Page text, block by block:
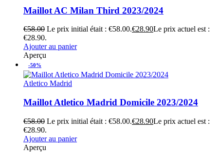
Maillot AC Milan Third 2023/2024
€58.00 Le prix initial était : €58.00.€28.90Le prix actuel est :
€28.90.
Ajouter au panier
Aperçu
-50%
Atletico Madrid
Maillot Atletico Madrid Domicile 2023/2024
€58.00 Le prix initial était : €58.00.€28.90Le prix actuel est :
€28.90.
Ajouter au panier
Aperçu